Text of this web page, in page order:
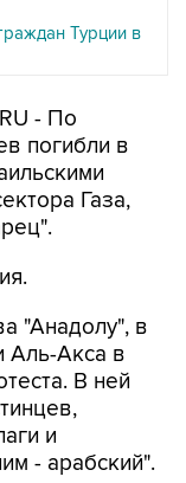
Турции в
- По
погибли в
Газа,
"Анадолу", в
Аль-Акса в
В ней
и
- арабский".